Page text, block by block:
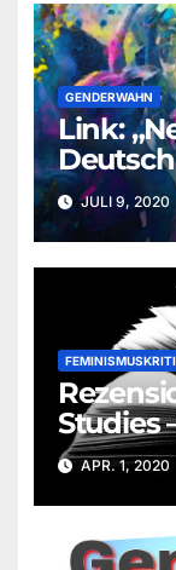
GENDERWAHN
Link:
JULI 9, 2020
Studies
APR. 1, 2020